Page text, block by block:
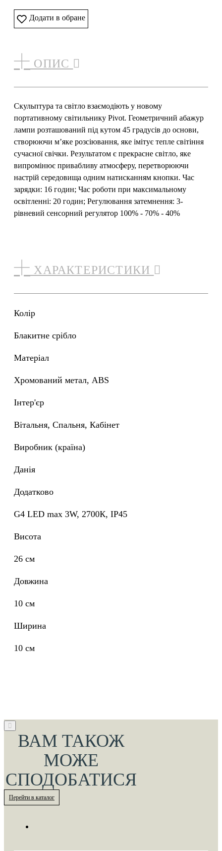
Додати в обране
ОПИС
Скульптура та світло взаємодіють у новому
портативному світильнику Pivot. Геометричний абажур
лампи розташований під кутом 45 градусів до основи,
створюючи м’яке розсіювання, яке імітує тепле світіння
сучасної свічки. Результатом є прекрасне світло, яке
випромінює привабливу атмосферу, перетворюючи
настрій середовища одним натисканням кнопки. Час
зарядки: 16 годин; Час роботи при максимальному
освітленні: 20 годин; Регулювання затемнення: 3-
рівневий сенсорний регулятор 100% - 70% - 40%
ХАРАКТЕРИСТИКИ
Колір
блакитне срібло
Матеріал
Хромований метал, ABS
Інтер'єр
Вітальня, Спальня, Кабінет
Виробник (країна)
Данія
Додатково
G4 LED max 3W, 2700К, IP45
Висота
26 см
Довжина
10 см
Ширина
10 см
ВАМ ТАКОЖ
МОЖЕ
СПОДОБАТИСЯ
Перейти в каталог